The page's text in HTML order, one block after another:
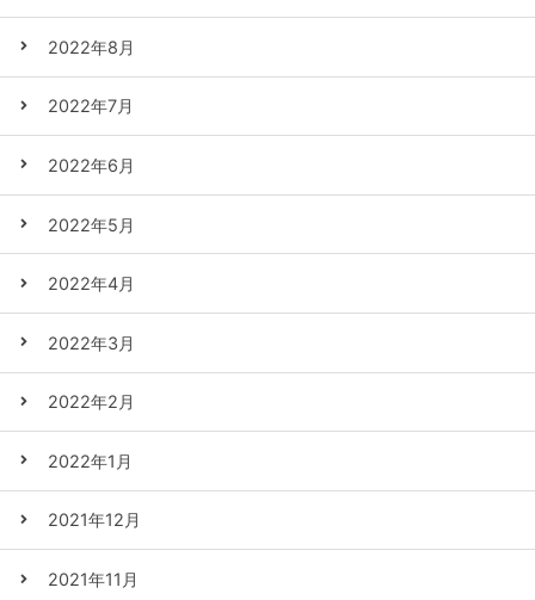
2022年8月
2022年7月
2022年6月
2022年5月
2022年4月
2022年3月
2022年2月
2022年1月
2021年12月
2021年11月